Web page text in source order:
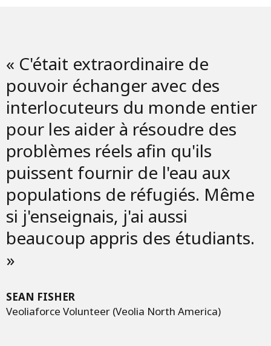
« C'était extraordinaire de
pouvoir échanger avec des
interlocuteurs du monde entier
pour les aider à résoudre des
problèmes réels afin qu'ils
puissent fournir de l'eau aux
populations de réfugiés. Même
si j'enseignais, j'ai aussi
beaucoup appris des étudiants.
»
SEAN FISHER
Veoliaforce Volunteer (Veolia North America)